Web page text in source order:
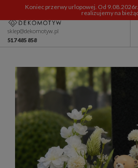
Koniec przerwy urlopowej. Od
realizujemy na
sklep@dekomotyw.pl
517 485 858